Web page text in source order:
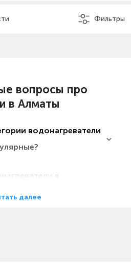
Фильтры
вопросы про
в Алматы
водонагреватели
в
далее